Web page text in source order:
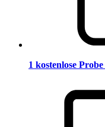
1 kostenlose Probe